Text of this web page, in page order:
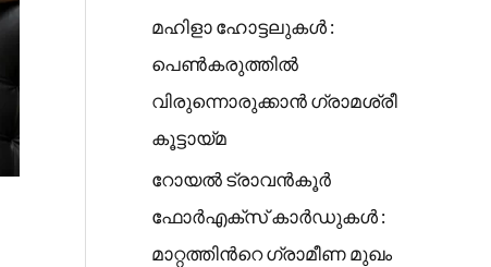
മഹിളാ ഹോട്ടലുകൾ :
പെൺകരുത്തിൽ
വിരുന്നൊരുക്കാൻ ഗ്രാമശ്രീ
കൂട്ടായ്മ
റോയൽ ട്രാവൻകൂർ
ഫോർഎക്സ് കാർഡുകൾ :
മാറ്റത്തിൻറെ ഗ്രാമീണ മുഖം